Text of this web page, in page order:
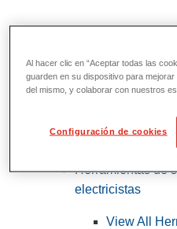
Herramientas de
electricistas
View All
Al hacer clic en “Aceptar todas las
guarden en su dispositivo para
del mismo, y colaborar con nuestros
Configuración de cookies